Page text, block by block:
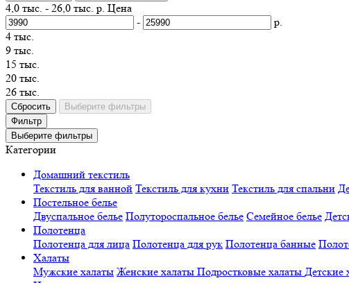
4,0 тыс. - 26,0 тыс. р. Цена
-
р.
4 тыс.
9 тыс.
15 тыс.
20 тыс.
26 тыс.
Сбросить
Выберите фильтры
Фильтр
Выберите фильтры
Категории
Домашний текстиль
Текстиль для ванной Текстиль для кухни Текстиль для спальни
Постельное белье
Двуспальное белье Полутороспальное белье Семейное белье
Полотенца
Полотенца для лица Полотенца для рук Полотенца банные
Халаты
Мужские халаты Женские халаты Подростковые халаты Детские